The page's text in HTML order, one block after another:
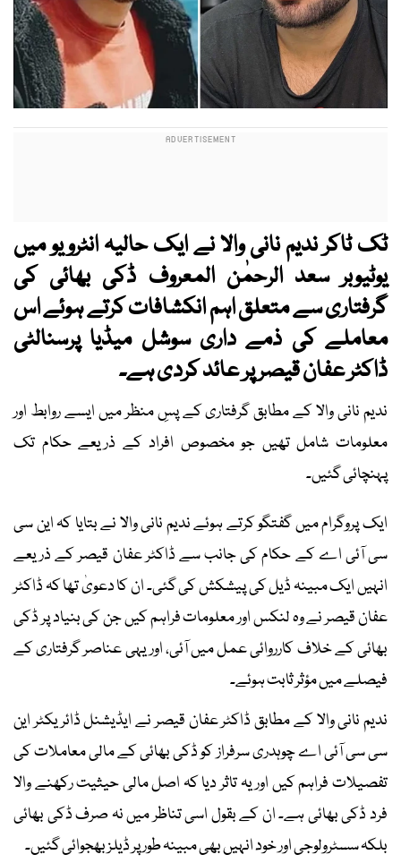
ٹک ٹاکر ندیم نانی والا نے ایک حالیہ انٹرویو میں
یوٹیوبر سعد الرحمٰن المعروف ڈکی بھائی کی
گرفتاری سے متعلق اہم انکشافات کرتے ہوئے اس
معاملے کی ذمے داری سوشل میڈیا پرسنالٹی
ڈاکٹر عفان قیصر پر عائد کردی ہے۔
ندیم نانی والا کے مطابق گرفتاری کے پسِ منظر میں ایسے روابط اور
معلومات شامل تھیں جو مخصوص افراد کے ذریعے حکام تک
پہنچائی گئیں۔
ایک پروگرام میں گفتگو کرتے ہوئے ندیم نانی والا نے بتایا کہ این سی
سی آئی اے کے حکام کی جانب سے ڈاکٹر عفان قیصر کے ذریعے
انہیں ایک مبینہ ڈیل کی پیشکش کی گئی۔ ان کا دعویٰ تھا کہ ڈاکٹر
عفان قیصر نے وہ لنکس اور معلومات فراہم کیں جن کی بنیاد پر ڈکی
بھائی کے خلاف کارروائی عمل میں آئی، اور یہی عناصر گرفتاری کے
فیصلے میں مؤثر ثابت ہوئے۔
ندیم نانی والا کے مطابق ڈاکٹر عفان قیصر نے ایڈیشنل ڈائریکٹر این
سی سی آئی اے چوہدری سرفراز کو ڈکی بھائی کے مالی معاملات کی
تفصیلات فراہم کیں اور یہ تاثر دیا کہ اصل مالی حیثیت رکھنے والا
فرد ڈکی بھائی ہے۔ ان کے بقول اسی تناظر میں نہ صرف ڈکی بھائی
بلکہ سسٹرولوجی اور خود انہیں بھی مبینہ طور پر ڈیلز بھجوائی گئیں۔